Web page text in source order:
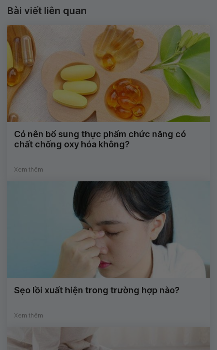
Bài viết liên quan
Có nên bổ sung thực phẩm chức năng có
chất chống oxy hóa không?
Xem thêm
Sẹo lồi xuất hiện trong trường hợp nào?
Xem thêm